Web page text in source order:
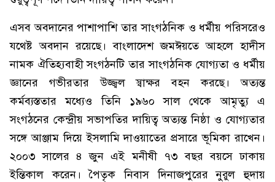
এসব অবদানের পাশাপাশি তার সাংগঠনিক ও ধর্মীয় পরিসরেও
যথেষ্ট অবদান রয়েছে। বাংলাদেশ জমঈয়তে আহলে হাদীস
নামক ঐতিহ্যবাহী সংগঠনটি তার সাংগঠনিক যোগ্যতা ও ধর্মীয়
জ্ঞানের গভীরতার উজ্জ্বল স্বাক্ষর বহন করছে। অত্যন্ত
কর্মব্যস্ততার মধ্যেও তিনি ১৯৬০ সাল থেকে আমৃত্যু এ
সংগঠনের কেন্দ্রীয় সভাপতির দায়িত্ব অত্যন্ত নিষ্ঠা ও যোগ্যতার
সঙ্গে আঞ্জাম দিয়ে ইসলামি দাওয়াতের প্রসারে ভূমিকা রাখেন।
২০০৩ সালের ৪ জুন এই মনীষী ৭৩ বছর বয়সে ঢাকায়
ইন্তিকাল করেন। পৈতৃক নিবাস দিনাজপুরের নুরুল হুদায়